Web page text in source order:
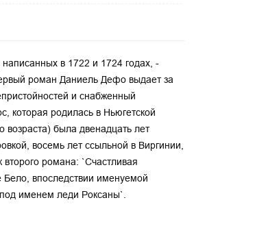
в 1722 и 1724 годах, -
роман Даниель Дефо выдает за
и снабженный
которая родилась в Ньюгетской
возраста) была двенадцать лет
восемь лет ссыльной в Виргинии,
второго романа: `Счастливая
Бело, впоследствии именуемой
именем леди Роксаны`.